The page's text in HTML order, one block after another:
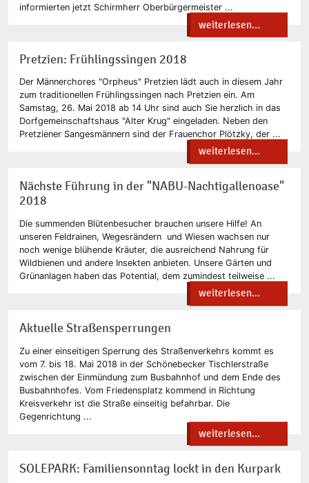
informierten jetzt Schirmherr Oberbürgermeister ...
weiterlesen...
Pretzien: Frühlingssingen 2018
Der Männerchores "Orpheus" Pretzien lädt auch in diesem Jahr
zum traditionellen Frühlingssingen nach Pretzien ein. Am
Samstag, 26. Mai 2018 ab 14 Uhr sind auch Sie herzlich in das
Dorfgemeinschaftshaus "Alter Krug" eingeladen. Neben den
Pretziener Sangesmännern sind der Frauenchor Plötzky, der ...
weiterlesen...
Nächste Führung in der "NABU-Nachtigallenoase"
2018
Die summenden Blütenbesucher brauchen unsere Hilfe! An
unseren Feldrainen, Wegesrändern und Wiesen wachsen nur
noch wenige blühende Kräuter, die ausreichend Nahrung für
Wildbienen und andere Insekten anbieten. Unsere Gärten und
Grünanlagen haben das Potential, dem zumindest teilweise ...
weiterlesen...
Aktuelle Straßensperrungen
Zu einer einseitigen Sperrung des Straßenverkehrs kommt es
vom 7. bis 18. Mai 2018 in der Schönebecker Tischlerstraße
zwischen der Einmündung zum Busbahnhof und dem Ende des
Busbahnhofes. Vom Friedensplatz kommend in Richtung
Kreisverkehr ist die Straße einseitig befahrbar. Die
Gegenrichtung ...
weiterlesen...
SOLEPARK: Familiensonntag lockt in den Kurpark